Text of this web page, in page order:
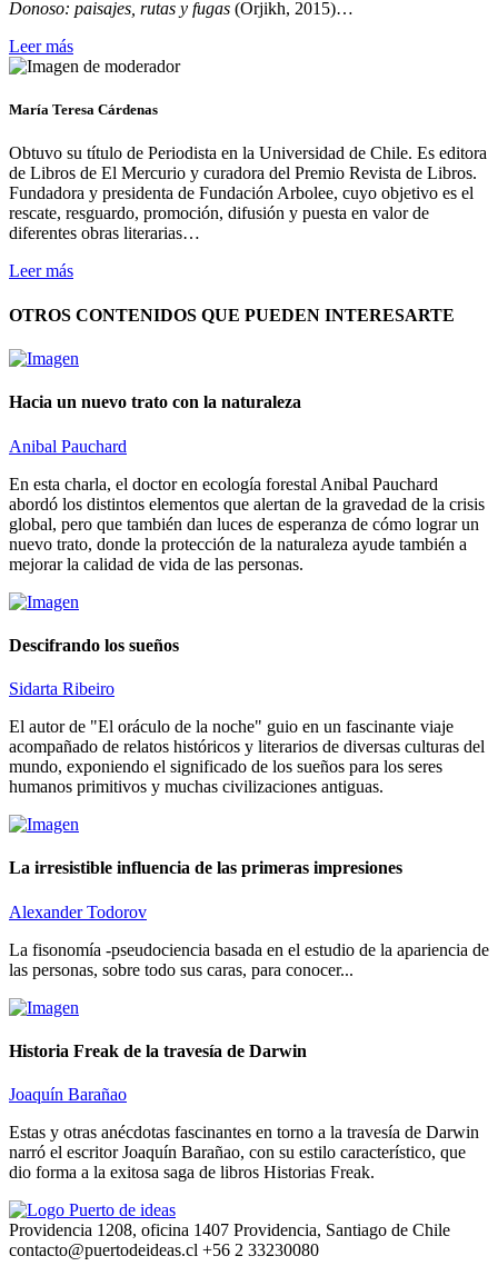
Donoso: paisajes, rutas y fugas (Orjikh, 2015)…
Leer más
María Teresa Cárdenas
Obtuvo su título de Periodista en la Universidad de Chile. Es editora
de Libros de El Mercurio y curadora del Premio Revista de Libros.
Fundadora y presidenta de Fundación Arbolee, cuyo objetivo es el
rescate, resguardo, promoción, difusión y puesta en valor de
diferentes obras literarias…
Leer más
OTROS CONTENIDOS QUE PUEDEN INTERESARTE
Hacia un nuevo trato con la naturaleza
Anibal Pauchard
En esta charla, el doctor en ecología forestal Anibal Pauchard
abordó los distintos elementos que alertan de la gravedad de la crisis
global, pero que también dan luces de esperanza de cómo lograr un
nuevo trato, donde la protección de la naturaleza ayude también a
mejorar la calidad de vida de las personas.
Descifrando los sueños
Sidarta Ribeiro
El autor de "El oráculo de la noche" guio en un fascinante viaje
acompañado de relatos históricos y literarios de diversas culturas del
mundo, exponiendo el significado de los sueños para los seres
humanos primitivos y muchas civilizaciones antiguas.
La irresistible influencia de las primeras impresiones
Alexander Todorov
La fisonomía -pseudociencia basada en el estudio de la apariencia de
las personas, sobre todo sus caras, para conocer...
Historia Freak de la travesía de Darwin
Joaquín Barañao
Estas y otras anécdotas fascinantes en torno a la travesía de Darwin
narró el escritor Joaquín Barañao, con su estilo característico, que
dio forma a la exitosa saga de libros Historias Freak.
Providencia 1208, oficina 1407 Providencia, Santiago de Chile
contacto@puertodeideas.cl +56 2 33230080